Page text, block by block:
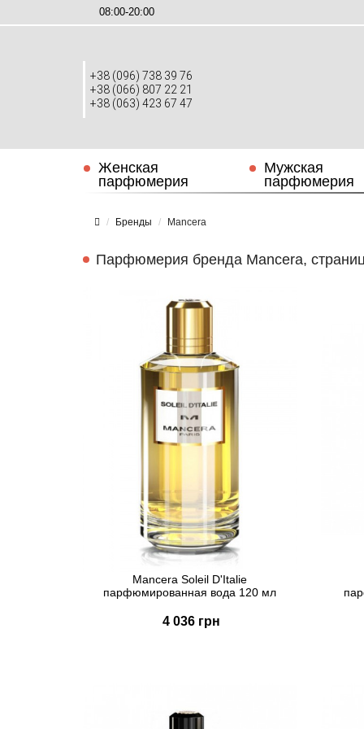
08:00-20:00
+38 (096) 738 39 76
+38 (066) 807 22 21
+38 (063) 423 67 47
Женская
парфюмерия
Мужская
парфюмерия
Бренды Mancera
Парфюмерия бренда Mancera,
Mancera Soleil D'Italie
парфюмированная вода 120 мл
4 036 грн